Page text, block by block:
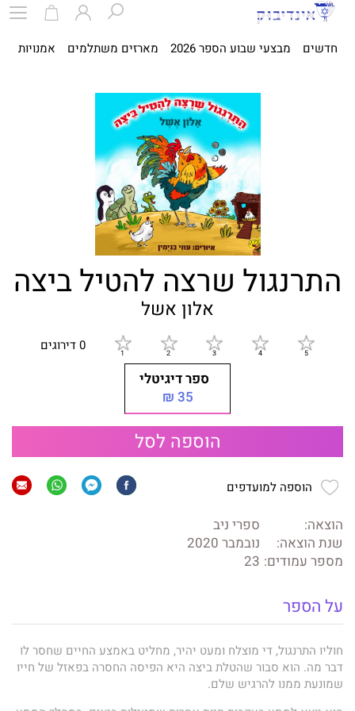
חדשים מבצעי שבוע הספר 2026 מארזים משתלמים אמנויות
התרנגול שרצה להטיל ביצה
אלון אשל
0 דירוגים
ספר דיגיטלי
35 ₪
הוספה לסל
הוספה למועדפים
הוצאה:
ספרי ניב
שנת הוצאה:
נובמבר 2020
מספר עמודים: 23
על הספר
חוליו התרנגול, די מוצלח ומעט יהיר, מחליט באמצע החיים שחסר לו
דבר מה. הוא סבור שהטלת ביצה היא הפיסה החסרה בפאזל של חייו
שמונעת ממנו להרגיש שלם.